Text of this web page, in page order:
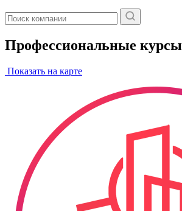
Профессиональные курсы
Показать на карте